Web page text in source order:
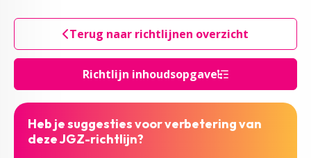
Richtlijn inhoudsopgave
Terug naar richtlijnen overzicht
Heb je suggesties voor verbetering van
deze JGZ-richtlijn?